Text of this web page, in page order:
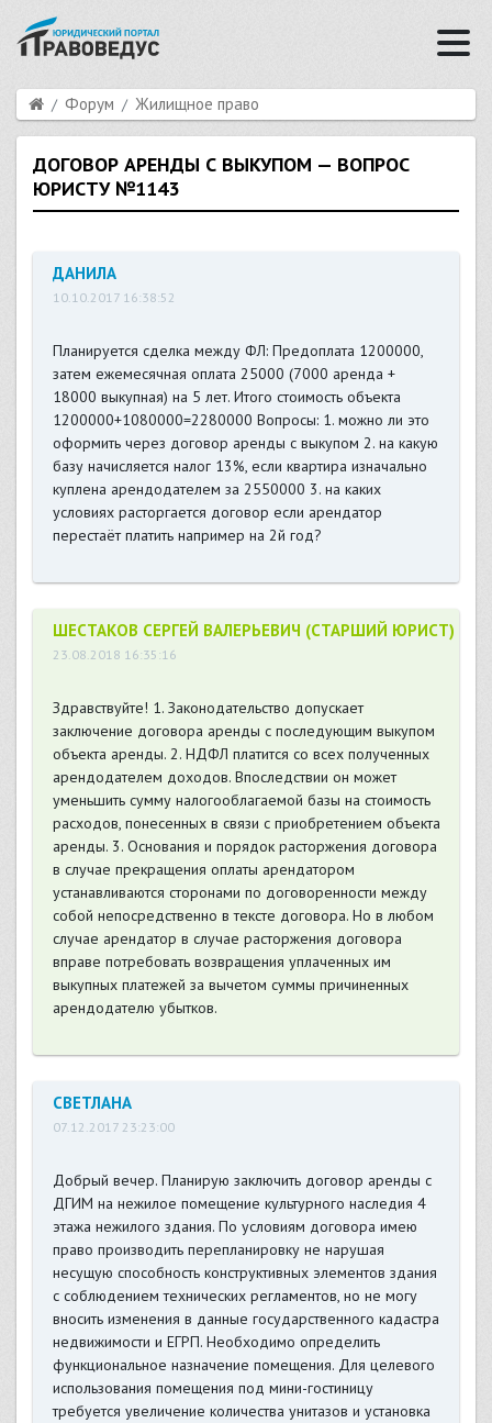
Форум Жилищное право
ДОГОВОР АРЕНДЫ С ВЫКУПОМ — ВОПРОС
ЮРИСТУ №1143
ДАНИЛА
10.10.2017 16:38:52
Планируется сделка между ФЛ: Предоплата 1200000,
затем ежемесячная оплата 25000 (7000 аренда +
18000 выкупная) на 5 лет. Итого стоимость объекта
1200000+1080000=2280000 Вопросы: 1. можно ли это
оформить через договор аренды с выкупом 2. на какую
базу начисляется налог 13%, если квартира изначально
куплена арендодателем за 2550000 3. на каких
условиях расторгается договор если арендатор
перестаёт платить например на 2й год?
ШЕСТАКОВ СЕРГЕЙ ВАЛЕРЬЕВИЧ (СТАРШИЙ ЮРИСТ)
23.08.2018 16:35:16
Здравствуйте! 1. Законодательство допускает
заключение договора аренды с последующим выкупом
объекта аренды. 2. НДФЛ платится со всех полученных
арендодателем доходов. Впоследствии он может
уменьшить сумму налогооблагаемой базы на стоимость
расходов, понесенных в связи с приобретением объекта
аренды. 3. Основания и порядок расторжения договора
в случае прекращения оплаты арендатором
устанавливаются сторонами по договоренности между
собой непосредственно в тексте договора. Но в любом
случае арендатор в случае расторжения договора
вправе потребовать возвращения уплаченных им
выкупных платежей за вычетом суммы причиненных
арендодателю убытков.
СВЕТЛАНА
07.12.2017 23:23:00
Добрый вечер. Планирую заключить договор аренды с
ДГИМ на нежилое помещение культурного наследия 4
этажа нежилого здания. По условиям договора имею
право производить перепланировку не нарушая
несущую способность конструктивных элементов здания
с соблюдением технических регламентов, но не могу
вносить изменения в данные государственного кадастра
недвижимости и ЕГРП. Необходимо определить
функциональное назначение помещения. Для целевого
использования помещения под мини-гостиницу
требуется увеличение количества унитазов и установка